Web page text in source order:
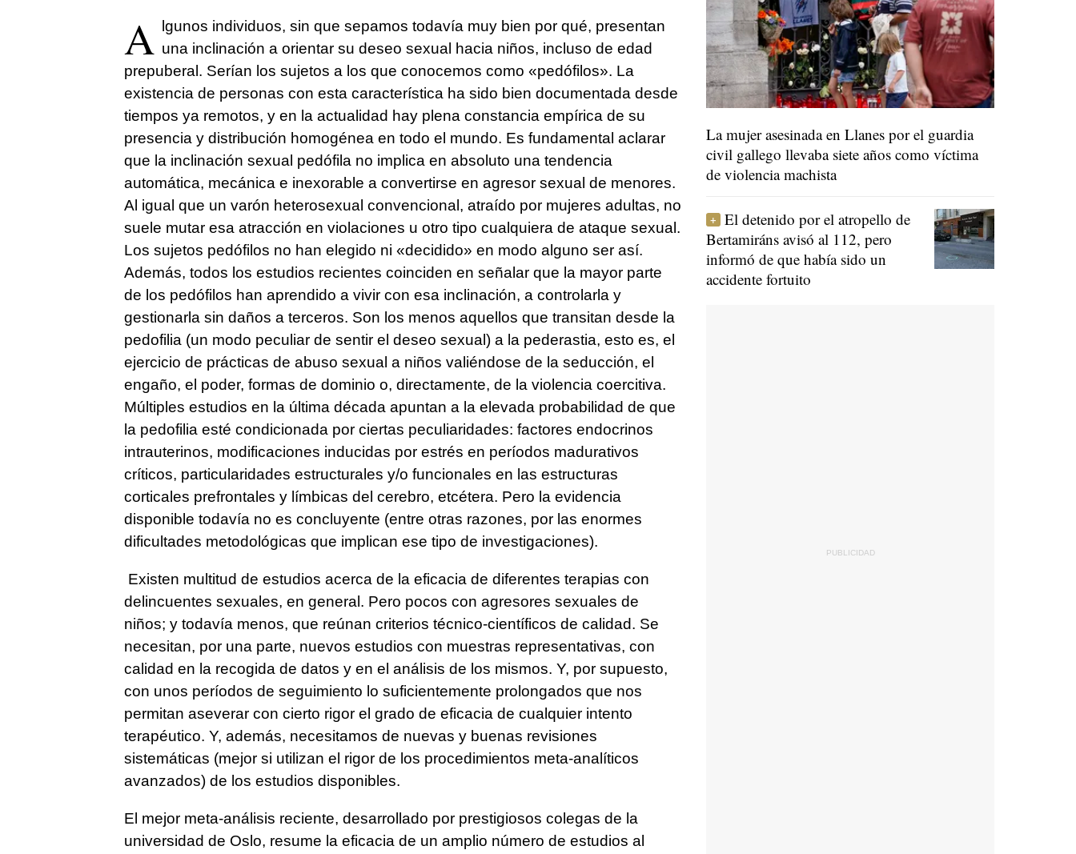
A
lgunos individuos, sin que sepamos todavía muy bien por qué, presentan
una inclinación a orientar su deseo sexual hacia niños, incluso de edad
prepuberal. Serían los sujetos a los que conocemos como «pedófilos». La
existencia de personas con esta característica ha sido bien documentada desde
tiempos ya remotos, y en la actualidad hay plena constancia empírica de su
presencia y distribución homogénea en todo el mundo. Es fundamental aclarar
que la inclinación sexual pedófila no implica en absoluto una tendencia
automática, mecánica e inexorable a convertirse en agresor sexual de menores.
Al igual que un varón heterosexual convencional, atraído por mujeres adultas, no
suele mutar esa atracción en violaciones u otro tipo cualquiera de ataque sexual.
Los sujetos pedófilos no han elegido ni «decidido» en modo alguno ser así.
Además, todos los estudios recientes coinciden en señalar que la mayor parte
de los pedófilos han aprendido a vivir con esa inclinación, a controlarla y
gestionarla sin daños a terceros. Son los menos aquellos que transitan desde la
pedofilia (un modo peculiar de sentir el deseo sexual) a la pederastia, esto es, el
ejercicio de prácticas de abuso sexual a niños valiéndose de la seducción, el
engaño, el poder, formas de dominio o, directamente, de la violencia coercitiva.
Múltiples estudios en la última década apuntan a la elevada probabilidad de que
la pedofilia esté condicionada por ciertas peculiaridades: factores endocrinos
intrauterinos, modificaciones inducidas por estrés en períodos madurativos
críticos, particularidades estructurales y/o funcionales en las estructuras
corticales prefrontales y límbicas del cerebro, etcétera. Pero la evidencia
disponible todavía no es concluyente (entre otras razones, por las enormes
dificultades metodológicas que implican ese tipo de investigaciones).
Existen multitud de estudios acerca de la eficacia de diferentes terapias con
delincuentes sexuales, en general. Pero pocos con agresores sexuales de
niños; y todavía menos, que reúnan criterios técnico-científicos de calidad. Se
necesitan, por una parte, nuevos estudios con muestras representativas, con
calidad en la recogida de datos y en el análisis de los mismos. Y, por supuesto,
con unos períodos de seguimiento lo suficientemente prolongados que nos
permitan aseverar con cierto rigor el grado de eficacia de cualquier intento
terapéutico. Y, además, necesitamos de nuevas y buenas revisiones
sistemáticas (mejor si utilizan el rigor de los procedimientos meta-analíticos
avanzados) de los estudios disponibles.
El mejor meta-análisis reciente, desarrollado por prestigiosos colegas de la
universidad de Oslo, resume la eficacia de un amplio número de estudios al
La mujer asesinada en Llanes por el guardia
civil gallego llevaba siete años como víctima
de violencia machista
El detenido por el atropello de
Bertamiráns avisó al 112, pero
informó de que había sido un
accidente fortuito